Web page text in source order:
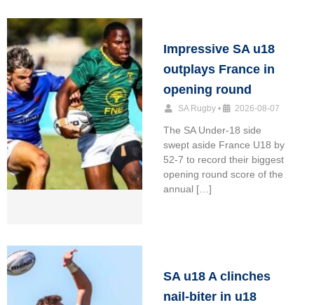
Impressive SA u18
outplays France in
opening round
SA Rugby • 2026-08-07
The SA Under-18 side
swept aside France U18 by
52-7 to record their biggest
opening round score of the
annual […]
SA u18 A clinches
nail-biter in u18